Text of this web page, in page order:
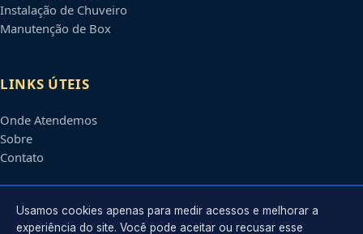
Instalação de Chuveiro
Manutenção de Box
LINKS ÚTEIS
Onde Atendemos
Sobre
Contato
CONTATO
Usamos cookies apenas para medir acessos e melhorar a
experiência do site. Você pode aceitar ou recusar esse